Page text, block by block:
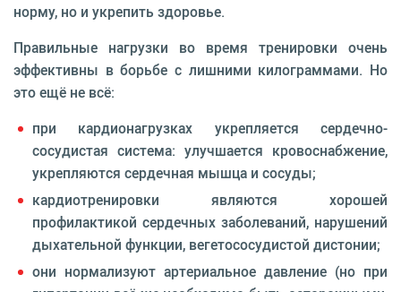
норму, но и укрепить здоровье.
Правильные нагрузки во время тренировки очень
эффективны в борьбе с лишними килограмма­ми. Но
это ещё не всё:
при кардионагрузках укре­пляется сердечно-
сосудистая система: улучшается кровоснабжение,
укрепляются сер­дечная мышца и сосуды;
кардиотренировки являются хорошей
профилактикой сер­дечных заболеваний, нарушений
дыхательной функции, вегетосо­судистой дистонии;
они нормализуют арте­риальное давление (но при